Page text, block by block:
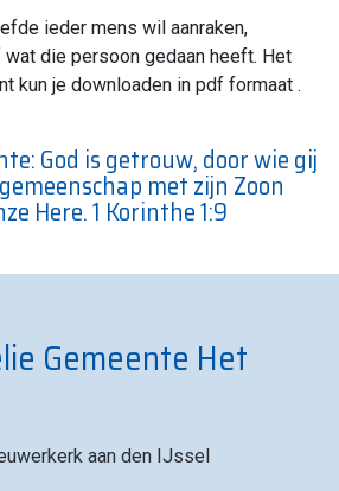
ieder mens wil aanraken,
die persoon gedaan heeft. Het
kun je downloaden in pdf formaat .
God is getrouw, door wie gij
met zijn Zoon
Here. 1 Korinthe 1:9
Gemeente Het
aan den IJssel